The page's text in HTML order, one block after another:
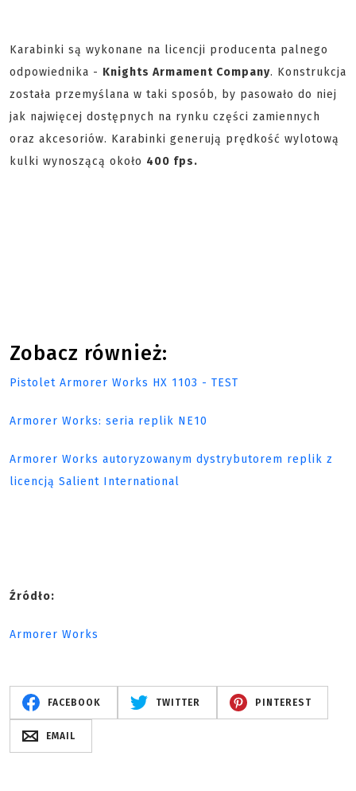
Karabinki są wykonane na licencji producenta palnego
odpowiednika - Knights Armament Company. Konstrukcja
została przemyślana w taki sposób, by pasowało do niej
jak najwięcej dostępnych na rynku części zamiennych
oraz akcesoriów. Karabinki generują prędkość wylotową
kulki wynoszącą około 400 fps.
Zobacz również:
Pistolet Armorer Works HX 1103 - TEST
Armorer Works: seria replik NE10
Armorer Works autoryzowanym dystrybutorem replik z
licencją Salient International
Źródło:
Armorer Works
FACEBOOK TWITTER PINTEREST
EMAIL